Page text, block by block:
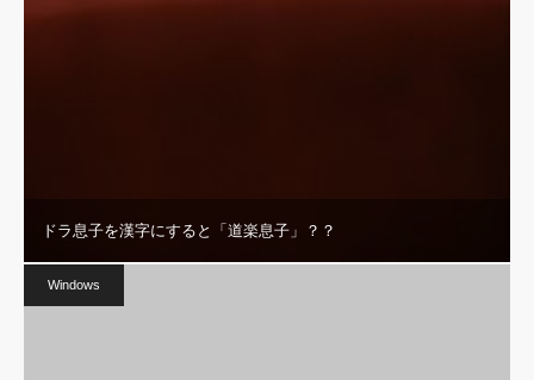
ドラ息子を漢字にすると「道楽息子」？？
Windows